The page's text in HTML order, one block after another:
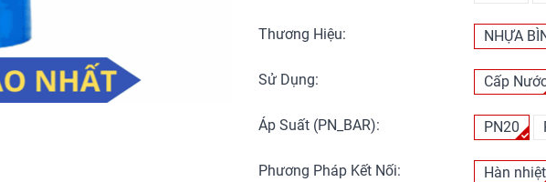
Thương Hiệu: NHỰA
Sử Dụng: Cấp
Áp Suất (PN_BAR): PN20
Phương Pháp Kết Nối: Hàn nhiệt